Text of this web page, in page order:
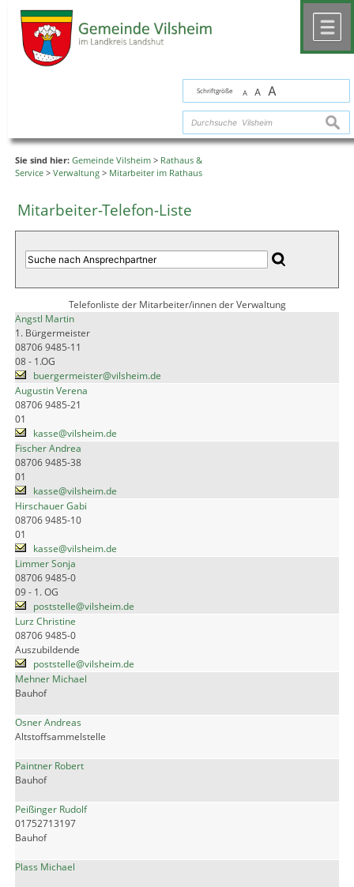
Schriftgröße A A A
Sie sind hier: Gemeinde Vilsheim > Rathaus &
Service > Verwaltung > Mitarbeiter im Rathaus
Mitarbeiter-Telefon-Liste
Telefonliste der Mitarbeiter/innen der Verwaltung
Angstl Martin
1. Bürgermeister
08706 9485-11
08 - 1.OG
buergermeister@vilsheim.de
Augustin Verena
08706 9485-21
01
kasse@vilsheim.de
Fischer Andrea
08706 9485-38
01
kasse@vilsheim.de
Hirschauer Gabi
08706 9485-10
01
kasse@vilsheim.de
Limmer Sonja
08706 9485-0
09 - 1. OG
poststelle@vilsheim.de
Lurz Christine
08706 9485-0
Auszubildende
poststelle@vilsheim.de
Mehner Michael
Bauhof
Osner Andreas
Altstoffsammelstelle
Paintner Robert
Bauhof
Peißinger Rudolf
01752713197
Bauhof
Plass Michael